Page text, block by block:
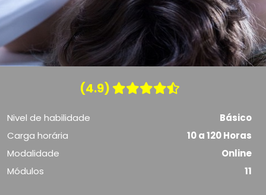
(4.9)
Nivel de habilidade
Básico
Carga horária
10 a 120 Horas
Modalidade
Online
Módulos
11